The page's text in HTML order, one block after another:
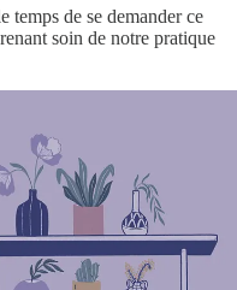
temps de se demander ce
soin de notre pratique